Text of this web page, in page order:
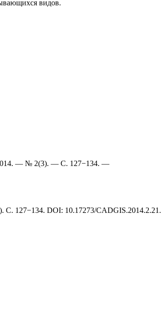
видов.
2014. — № 2(3). — С. 127−134. —
127−134. DOI: 10.17273/CADGIS.2014.2.21.